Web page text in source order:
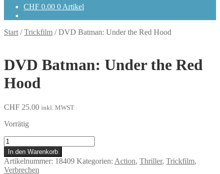
CHF 0.00 0 Artikel
Start /Trickfilm /DVD Batman: Under the Red Hood
DVD Batman: Under the Red
Hood
CHF 25.00 inkl. MWST
Vorrätig
Batman:
Under
the
Red
In den Warenkorb
Artikelnummer: 18409 Kategorien: Action, Thriller, Trickfilm,
Verbrechen